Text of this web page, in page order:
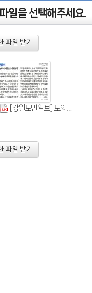
일을 선택해주세요.
파일 받기
[강원도민일보] 도의회, 오늘부터 이틀간 의원총회_종합 03면_20250122.jpg
파일 받기